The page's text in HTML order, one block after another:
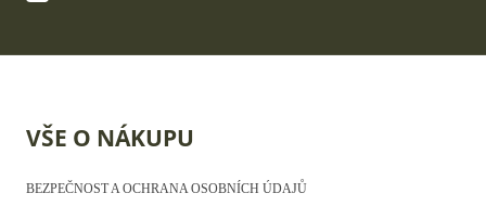
VŠE O NÁKUPU
BEZPEČNOST A OCHRANA OSOBNÍCH ÚDAJŮ